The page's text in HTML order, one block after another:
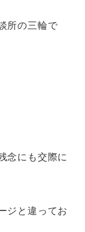
所の三輪で
念にも交際に
ジと違ってお